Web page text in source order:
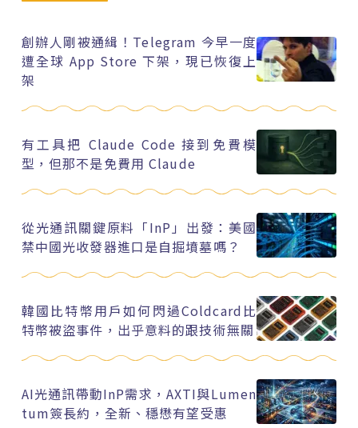
創辦人剛被通緝！Telegram 今早一度
遭全球 App Store 下架，現已恢復上
架
有工具把 Claude Code 接到免費模
型，但那不是免費用 Claude
從光通訊關鍵原料「InP」出發：美國
禁中國光收發器進口是自掘墳墓嗎？
韓國比特幣用戶如何閃過Coldcard比
特幣被盜事件，出乎意料的跟技術無關
AI光通訊帶動InP需求，AXTI與Lumen
tum簽長約，全新、穩懋有望受惠